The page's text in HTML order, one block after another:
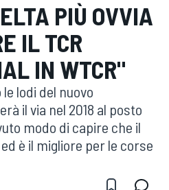
PIÙ OVVIA
IL TCR
IN WTCR"
lodi del nuovo
il via nel 2018 al posto
modo di capire che il
è il migliore per le corse